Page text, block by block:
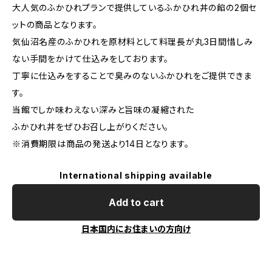
大人気のふかひれプランで提供しているふかひれ丼の餡の2個セ
ットの商品となります。
気仙沼名産のふかひれを原材料として料理長が丸3日間惜しみ
ない手間をかけて仕込みをしております。
丁寧に仕込みをすることで臭みのないふかひれをご提供できま
す。
当館でしか味わえない深みと旨味の凝縮された
ふかひれ丼をぜひお召し上がりください。
※消費期限は商品の発送より14日となります。
International shipping available
Add to cart
日本国内にお住まいの方向け